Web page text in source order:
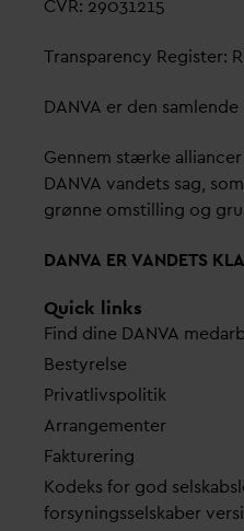
CVR: 29031215
Transparency Register:
DANVA er den samlende
Gennem stærke
DANVA vandets sag,
grønne omstilling og
DANVA ERVANDETS
Quick links
Find dine DANVA med
Bestyrelse
Privatlivspolitik
Arrangementer
Fakturering
Kodeks for god
forsyningsselskaber